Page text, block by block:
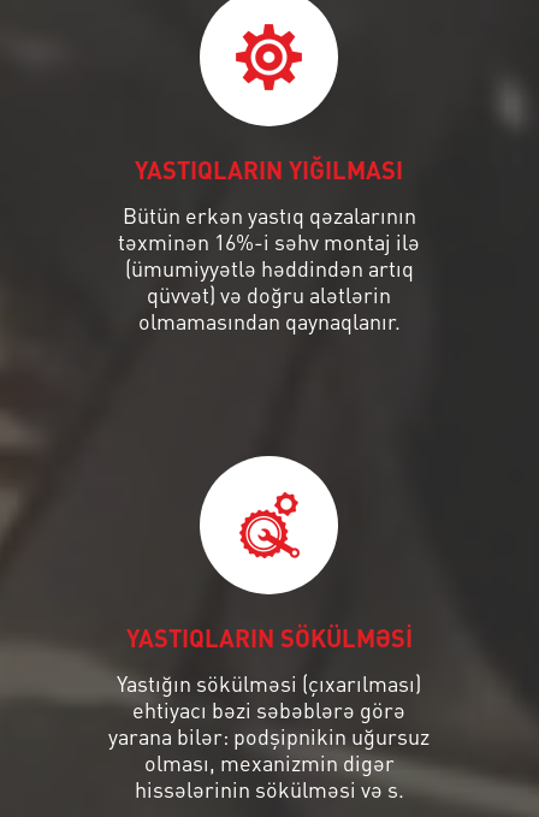
YASTIQLARIN YIĞILMASI
Bütün erkən yastıq qəzalarının
təxminən 16%-i səhv montaj ilə
(ümumiyyətlə həddindən artıq
qüvvət) və doğru alətlərin
olmamasından qaynaqlanır.
YASTIQLARIN SÖKÜLMƏSİ
Yastığın sökülməsi (çıxarılması)
ehtiyacı bəzi səbəblərə görə
yarana bilər: podşipnikin uğursuz
olması, mexanizmin digər
hissələrinin sökülməsi və s.